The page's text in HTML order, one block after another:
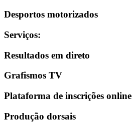
Desportos motorizados
Serviços:
Resultados em direto
Grafismos TV
Plataforma de inscrições online
Produção dorsais